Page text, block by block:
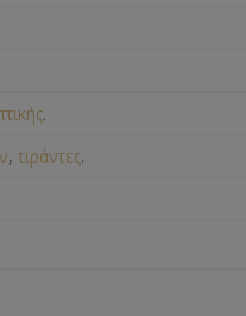
.
,τιράντες.